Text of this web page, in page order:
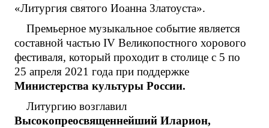
«Литургия святого Иоанна Златоуста».
Премьерное музыкальное событие является
составной частью IV Великопостного хорового
фестиваля, который проходит в столице с 5 по
25 апреля 2021 года при поддержке
Министерства культуры России.
Литургию возглавил
Высокопреосвященнейший Иларион,